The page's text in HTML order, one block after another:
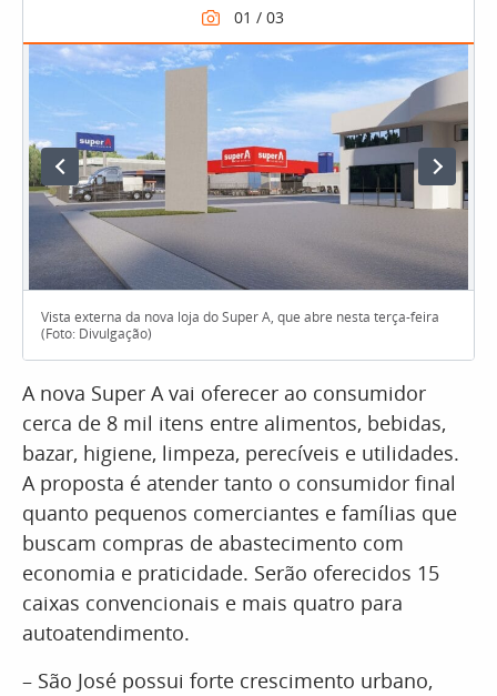
Vista externa da nova loja do Super A, que abre nesta terça-feira
(Foto: Divulgação)
A nova Super A vai oferecer ao consumidor
cerca de 8 mil itens entre alimentos, bebidas,
bazar, higiene, limpeza, perecíveis e utilidades.
A proposta é atender tanto o consumidor final
quanto pequenos comerciantes e famílias que
buscam compras de abastecimento com
economia e praticidade. Serão oferecidos 15
caixas convencionais e mais quatro para
autoatendimento.
– São José possui forte crescimento urbano,